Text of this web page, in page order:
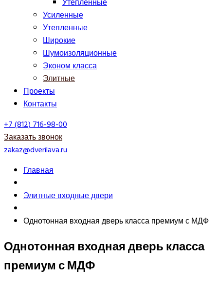
Усиленные
Утепленные
Широкие
Шумоизоляционные
Эконом класса
Элитные
Проекты
Контакты
+7 (812) 716-98-00
Заказать звонок
zakaz@dverilava.ru
Главная
Элитные входные двери
Однотонная входная дверь класса премиум с МДФ
Однотонная входная дверь класса
премиум с МДФ